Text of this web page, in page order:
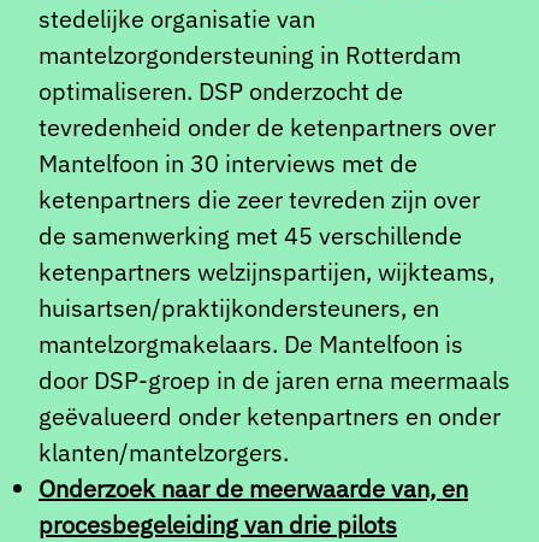
stedelijke organisatie van
mantelzorgondersteuning in Rotterdam
optimaliseren. DSP onderzocht de
tevredenheid onder de ketenpartners over
Mantelfoon in 30 interviews met de
ketenpartners die zeer tevreden zijn over
de samenwerking met 45 verschillende
ketenpartners welzijnspartijen, wijkteams,
huisartsen/praktijkondersteuners, en
mantelzorgmakelaars. De Mantelfoon is
door DSP-groep in de jaren erna meermaals
geëvalueerd onder ketenpartners en onder
klanten/mantelzorgers.
Onderzoek naar de meerwaarde van, en
procesbegeleiding van drie pilots